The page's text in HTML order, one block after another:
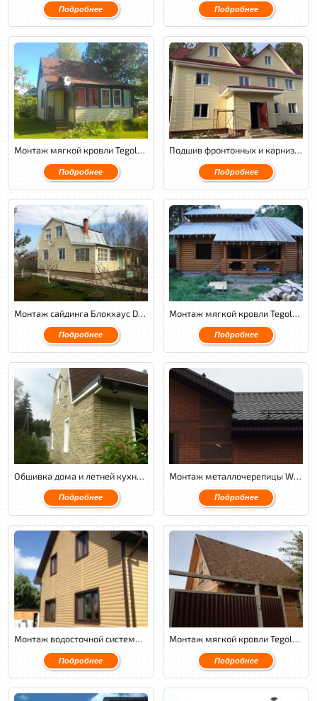
Подробнее Подробнее
Монтаж мягкой кровли Tegola Nordland классик с утеплением и обустройством венткамеры.
Подробнее
Подшив фронтонных и карнизных свесов софитами Docke, монтаж сайдинга Docke.
Подробнее
Монтаж сайдинга Блокхаус Docke на металлическом каркасе с утеплением.
Подробнее
Монтаж мягкой кровли Tegola Nordland Классик с обустройством венткамеры.
Подробнее
Обшивка дома и летней кухни фасадными панелями Nailite.
Подробнее
Монтаж металлочерепицы Weckman PuralMatt, подшив фронтонных и карнизных свесов софитами Docke.
Подробнее
Монтаж водосточной системы Docke, отделка фасада сайдингом Блокхаус от Docke.
Подробнее
Монтаж мягкой кровли Tegola Nordland классик совместно с монтажом водосточной системы Docke.
Подробнее